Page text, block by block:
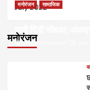
July 2022
मनोरंजन
मनोरंजन सामाजिक
पायी दिंडी सोहळा;
saptahiksandesh